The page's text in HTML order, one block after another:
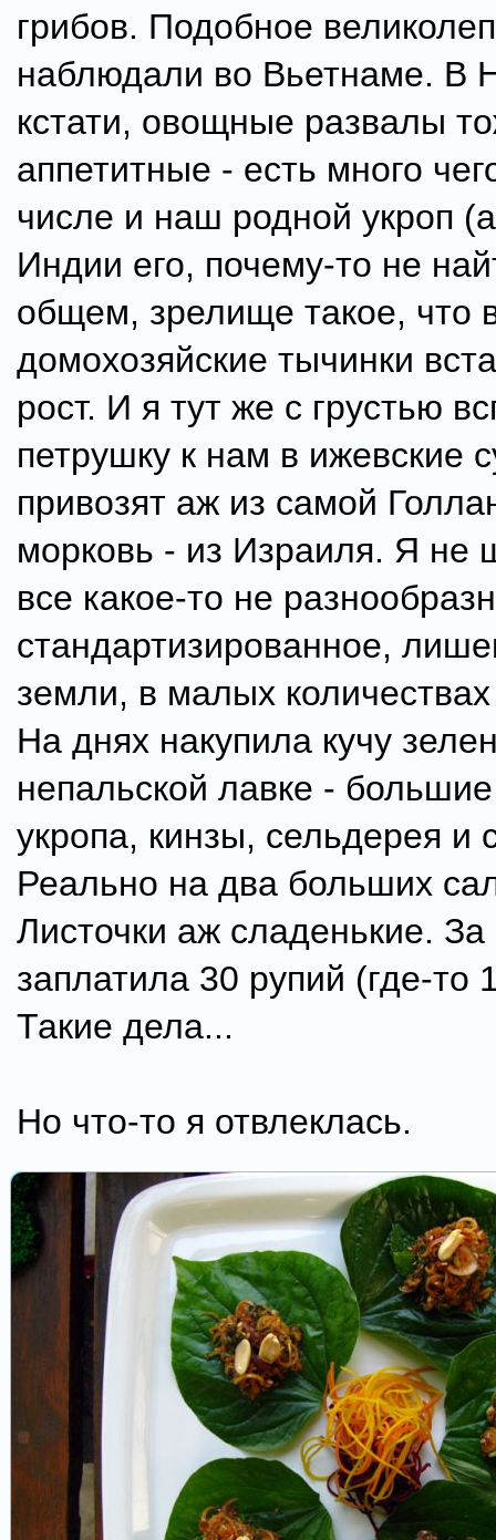
грибов. Подобное
наблюдали во Вьетнаме. В
кстати, овощные развалы
аппетитные - есть много
числе и наш родной укроп
Индии его, почему-то не
общем, зрелище такое, что
домохозяйские тычинки
рост. И я тут же с грустью
петрушку к нам в ижевские
привозят аж из самой
морковь - из Израиля. Я не
все какое-то не
стандартизированное,
земли, в малых
На днях накупила кучу
непальской лавке -
укропа, кинзы, сельдерея и
Реально на два больших
Листочки аж сладенькие. За
заплатила 30 рупий (где-то
Такие дела...
Но что-то я отвлеклась.